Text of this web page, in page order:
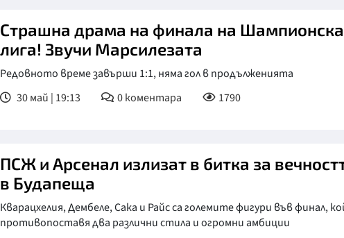
Страшна драма на финала на Шампионска
лига! Звучи Марсилезата
Редовното време завърши 1:1, няма гол в продълженията
30 май | 19:13
0коментара 1790
ПСЖ и Арсенал излизат в битка за
в Будапеща
Кварацхелия, Дембеле, Сака и Райс са големите фигури във финал,
противопоставя два различни стила и огромни амбиции